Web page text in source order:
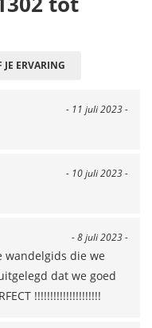
JE ERVARING
- 11 juli 2023 -
- 10 juli 2023 -
- 8 juli 2023 -
wandelgids die we
dat we goed
!!!!!!!!!!!!!!!!!!!!!